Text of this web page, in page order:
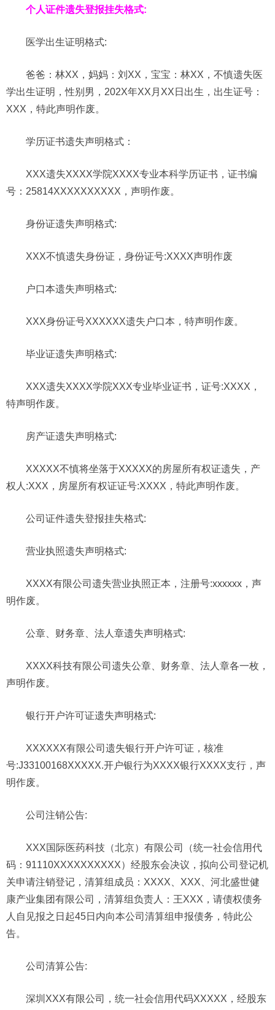
个人证件遗失登报挂失格式:
医学出生证明格式:
爸爸：林XX，妈妈：刘XX，宝宝：林XX，不慎遗失医
学出生证明，性别男，202X年XX月XX日出生，出生证号：
XXX，特此声明作废。
学历证书遗失声明格式：
XXX遗失XXXX学院XXXX专业本科学历证书，证书编
号：25814XXXXXXXXXX，声明作废。
身份证遗失声明格式:
XXX不慎遗失身份证，身份证号:XXXX声明作废
户口本遗失声明格式:
XXX身份证号XXXXXX遗失户口本，特声明作废。
毕业证遗失声明格式:
XXX遗失XXXX学院XXX专业毕业证书，证号:XXXX，
特声明作废。
房产证遗失声明格式:
XXXXX不慎将坐落于XXXXX的房屋所有权证遗失，产
权人:XXX，房屋所有权证证号:XXXX，特此声明作废。
公司证件遗失登报挂失格式:
营业执照遗失声明格式:
XXXX有限公司遗失营业执照正本，注册号:xxxxxx，声
明作废。
公章、财务章、法人章遗失声明格式:
XXXX科技有限公司遗失公章、财务章、法人章各一枚，
声明作废。
银行开户许可证遗失声明格式:
XXXXXX有限公司遗失银行开户许可证，核准
号:J33100168XXXXX.开户银行为XXXX银行XXXX支行，声
明作废。
公司 注销公告:
XXX国际医药科技（北京）有限公司（统一社会信用代
码：91110XXXXXXXXXX）经股东会决议，拟向公司登记机
关申请注销登记，清算组成员：XXXX、XXX、河北盛世健
康产业集团有限公司，清算组负责人：王XXX，请债权债务
人自见报之日起45日内向本公司清算组申报债务，特此公
告。
公司 清算公告:
深圳XXX有限公司，统一社会信用代码XXXXX，经股东